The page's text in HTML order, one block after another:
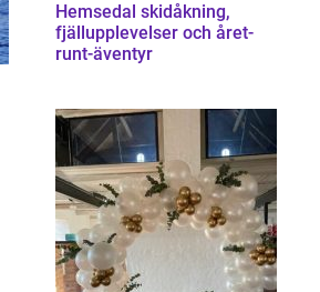
Hemsedal skidåkning,
fjällupplevelser och året-
runt-äventyr